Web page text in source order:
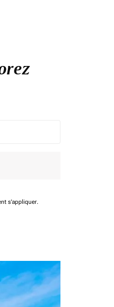
trip Selected
s'appliquer.